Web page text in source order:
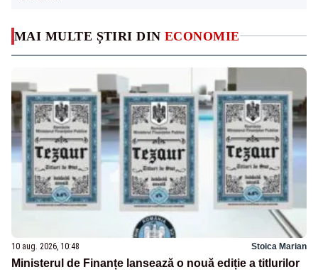
MAI MULTE ȘTIRI DIN ECONOMIE
10 aug. 2026, 10:48 Stoica Marian
Ministerul de Finanțe lansează o nouă ediție a titlurilor